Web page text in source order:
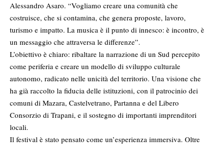
Alessandro Asaro. “Vogliamo creare una comunità che
costruisce, che si contamina, che genera proposte, lavoro,
turismo e impatto. La musica è il punto di innesco: è incontro, è
un messaggio che attraversa le differenze”.
L’obiettivo è chiaro: ribaltare la narrazione di un Sud percepito
come periferia e creare un modello di sviluppo culturale
autonomo, radicato nelle unicità del territorio. Una visione che
ha già raccolto la fiducia delle istituzioni, con il patrocinio dei
comuni di Mazara, Castelvetrano, Partanna e del Libero
Consorzio di Trapani, e il sostegno di importanti imprenditori
locali.
Il festival è stato pensato come un’esperienza immersiva. Oltre